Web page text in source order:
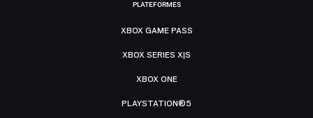
PLATEFORMES
XBOX GAME PASS
XBOX SERIES X|S
XBOX ONE
PLAYSTATION®5